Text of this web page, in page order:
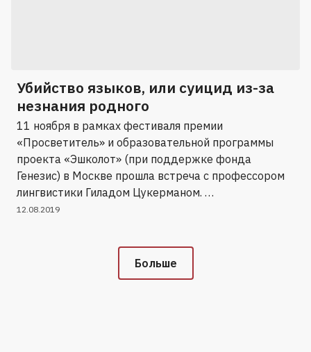
Убийство языков, или суицид из-за
незнания родного
11 ноября в рамках фестиваля премии
«Просветитель» и образовательной программы
проекта «Эшколот» (при поддержке фонда
Генезис) в Москве прошла встреча с профессором
лингвистики Гиладом Цукерманом. …
12.08.2019
Больше